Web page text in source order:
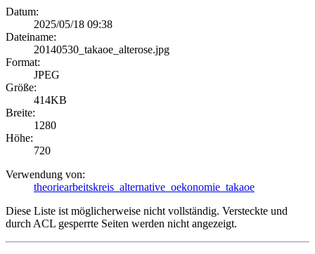
Datum:
2025/05/18 09:38
Dateiname:
20140530_takaoe_alterose.jpg
Format:
JPEG
Größe:
414KB
Breite:
1280
Höhe:
720
Verwendung von:
theoriearbeitskreis_alternative_oekonomie_takaoe
Diese Liste ist möglicherweise nicht vollständig. Versteckte und
durch ACL gesperrte Seiten werden nicht angezeigt.